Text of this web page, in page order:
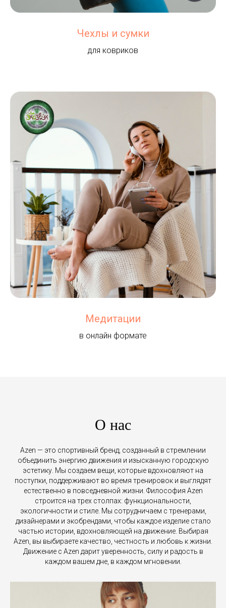
Чехлы и сумки
для ковриков
Медитации
в онлайн формате
О нас
Azen — это спортивный бренд, созданный в стремлении
объединить энергию движения и изысканную городскую
эстетику. Мы создаем вещи, которые вдохновляют на
поступки, поддерживают во время тренировок и выглядят
естественно в повседневной жизни. Философия Azen
строится на трех столпах: функциональности,
экологичности и стиле. Мы сотрудничаем с тренерами,
дизайнерами и экобрендами, чтобы каждое изделие стало
частью истории, вдохновляющей на движение. Выбирая
Azen, вы выбираете качество, честность и любовь к жизни.
Движение с Azen дарит уверенность, силу и радость в
каждом вашем дне, в каждом мгновении.